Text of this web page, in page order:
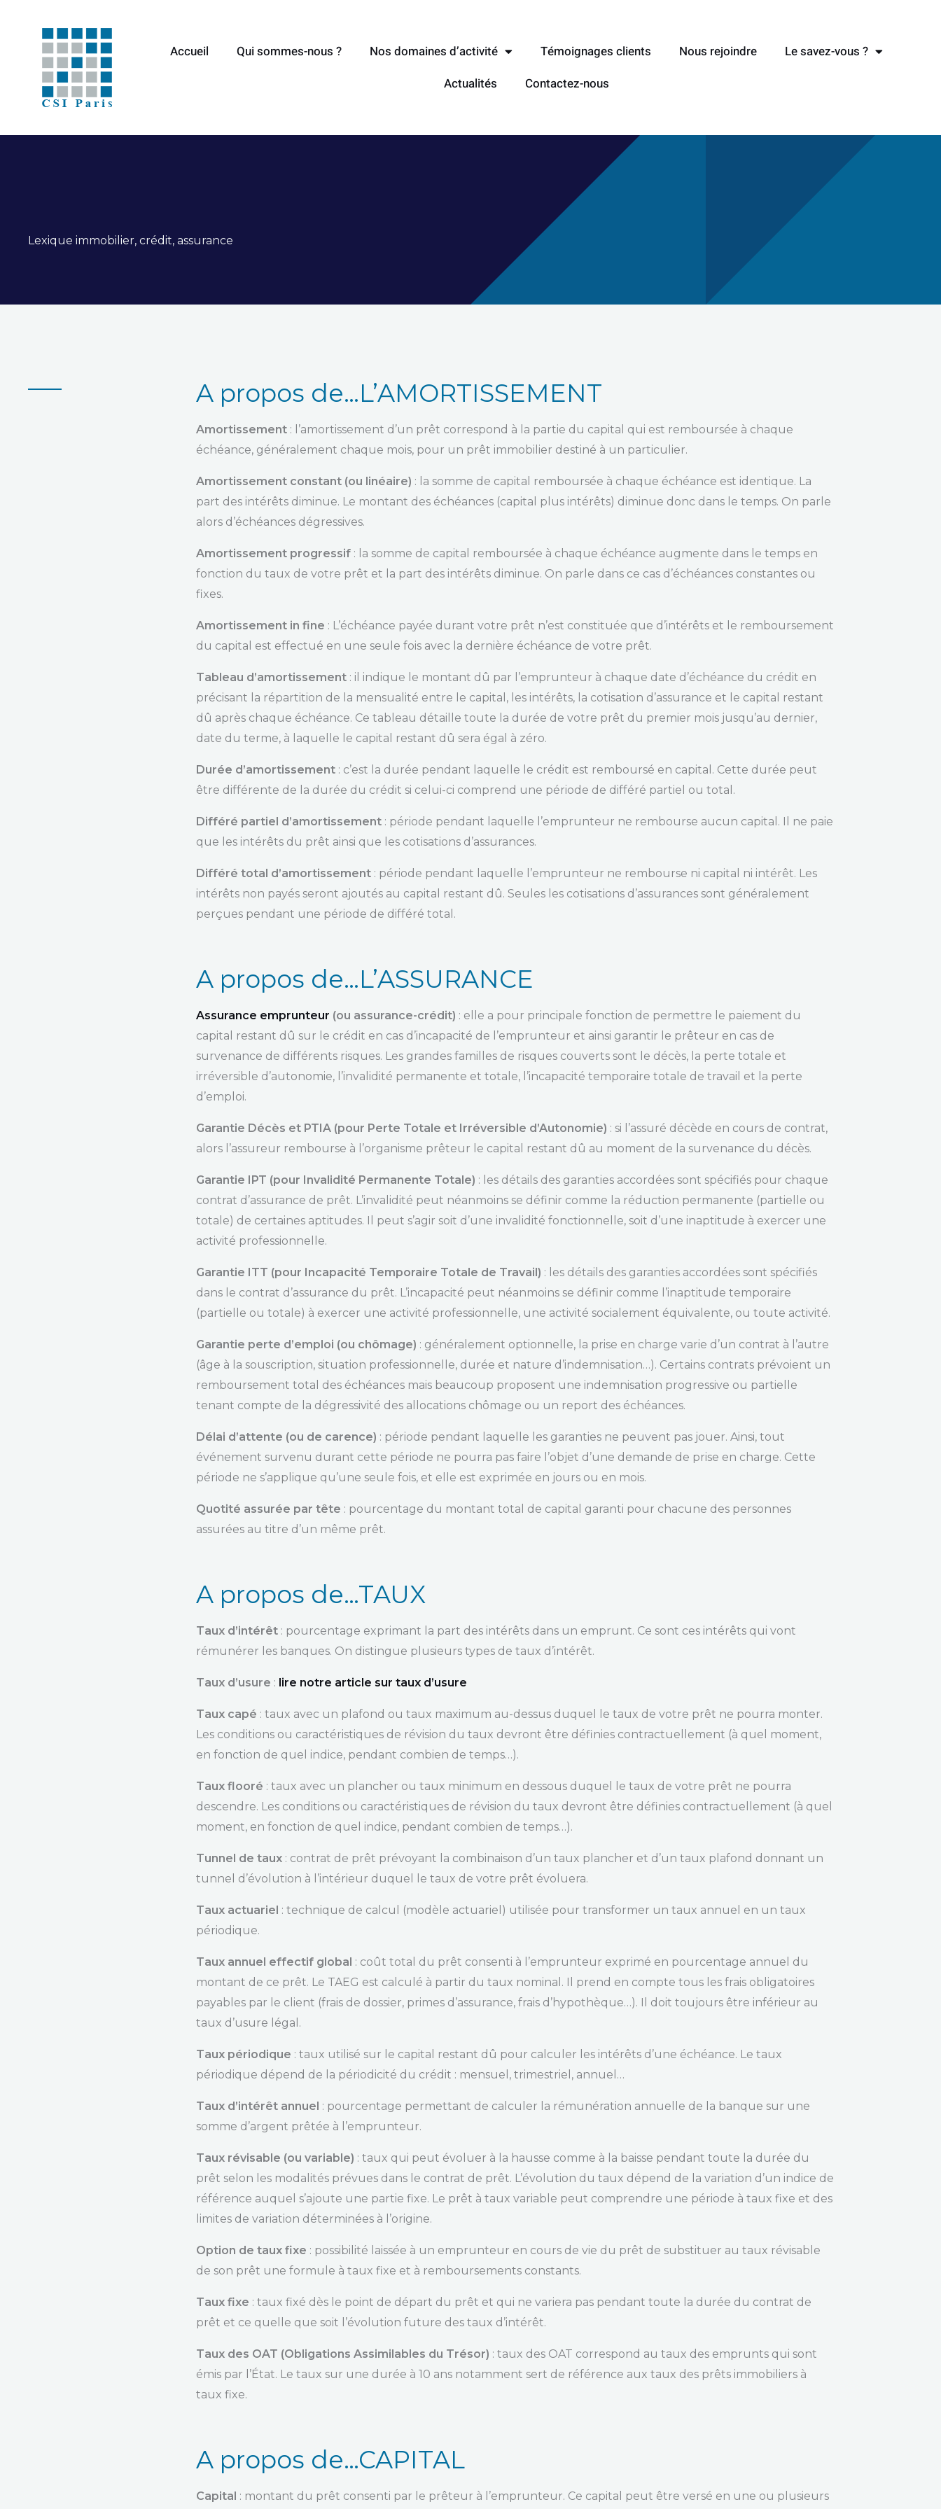
contenu
Accueil Qui sommes-nous ? Nos domaines d’activité Témoignages clients Nous rejoindre
Le savez-vous ?
Actualités
Contactez-nous
Lexique immobilier, crédit, assurance
A propos de…L’AMORTISSEMENT
Amortissement : l’amortissement d’un prêt correspond à la partie du capital qui est remboursée à chaque
échéance, généralement chaque mois, pour un prêt immobilier destiné à un particulier.
Amortissement constant (ou linéaire) : la somme de capital remboursée à chaque échéance est identique. La
part des intérêts diminue. Le montant des échéances (capital plus intérêts) diminue donc dans le temps. On parle
alors d’échéances dégressives.
Amortissement progressif : la somme de capital remboursée à chaque échéance augmente dans le temps en
fonction du taux de votre prêt et la part des intérêts diminue. On parle dans ce cas d’échéances constantes ou
fixes.
Amortissement in fine : L’échéance payée durant votre prêt n’est constituée que d’intérêts et le remboursement
du capital est effectué en une seule fois avec la dernière échéance de votre prêt.
Tableau d’amortissement : il indique le montant dû par l’emprunteur à chaque date d’échéance du crédit en
précisant la répartition de la mensualité entre le capital, les intérêts, la cotisation d’assurance et le capital restant
dû après chaque échéance. Ce tableau détaille toute la durée de votre prêt du premier mois jusqu’au dernier,
date du terme, à laquelle le capital restant dû sera égal à zéro.
Durée d’amortissement : c’est la durée pendant laquelle le crédit est remboursé en capital. Cette durée peut
être différente de la durée du crédit si celui-ci comprend une période de différé partiel ou total.
Différé partiel d’amortissement : période pendant laquelle l’emprunteur ne rembourse aucun capital. Il ne paie
que les intérêts du prêt ainsi que les cotisations d’assurances.
Différé total d’amortissement : période pendant laquelle l’emprunteur ne rembourse ni capital ni intérêt. Les
intérêts non payés seront ajoutés au capital restant dû. Seules les cotisations d’assurances sont généralement
perçues pendant une période de différé total.
A propos de…L’ASSURANCE
Assurance emprunteur (ou assurance-crédit) : elle a pour principale fonction de permettre le paiement du
capital restant dû sur le crédit en cas d’incapacité de l’emprunteur et ainsi garantir le prêteur en cas de
survenance de différents risques. Les grandes familles de risques couverts sont le décès, la perte totale et
irréversible d’autonomie, l’invalidité permanente et totale, l’incapacité temporaire totale de travail et la perte
d’emploi.
Garantie Décès et PTIA (pour Perte Totale et Irréversible d’Autonomie) : si l’assuré décède en cours de contrat,
alors l’assureur rembourse à l’organisme prêteur le capital restant dû au moment de la survenance du décès.
Garantie IPT (pour Invalidité Permanente Totale) : les détails des garanties accordées sont spécifiés pour chaque
contrat d’assurance de prêt. L’invalidité peut néanmoins se définir comme la réduction permanente (partielle ou
totale) de certaines aptitudes. Il peut s’agir soit d’une invalidité fonctionnelle, soit d’une inaptitude à exercer une
activité professionnelle.
Garantie ITT (pour Incapacité Temporaire Totale de Travail) : les détails des garanties accordées sont spécifiés
dans le contrat d’assurance du prêt. L’incapacité peut néanmoins se définir comme l’inaptitude temporaire
(partielle ou totale) à exercer une activité professionnelle, une activité socialement équivalente, ou toute activité.
Garantie perte d’emploi (ou chômage) : généralement optionnelle, la prise en charge varie d’un contrat à l’autre
(âge à la souscription, situation professionnelle, durée et nature d’indemnisation…). Certains contrats prévoient un
remboursement total des échéances mais beaucoup proposent une indemnisation progressive ou partielle
tenant compte de la dégressivité des allocations chômage ou un report des échéances.
Délai d’attente (ou de carence) : période pendant laquelle les garanties ne peuvent pas jouer. Ainsi, tout
événement survenu durant cette période ne pourra pas faire l’objet d’une demande de prise en charge. Cette
période ne s’applique qu’une seule fois, et elle est exprimée en jours ou en mois.
Quotité assurée par tête : pourcentage du montant total de capital garanti pour chacune des personnes
assurées au titre d’un même prêt.
A propos de…TAUX
Taux d’intérêt : pourcentage exprimant la part des intérêts dans un emprunt. Ce sont ces intérêts qui vont
rémunérer les banques. On distingue plusieurs types de taux d’intérêt.
Taux d’usure : lire notre article sur taux d’usure
Taux capé : taux avec un plafond ou taux maximum au-dessus duquel le taux de votre prêt ne pourra monter.
Les conditions ou caractéristiques de révision du taux devront être définies contractuellement (à quel moment,
en fonction de quel indice, pendant combien de temps…).
Taux flooré : taux avec un plancher ou taux minimum en dessous duquel le taux de votre prêt ne pourra
descendre. Les conditions ou caractéristiques de révision du taux devront être définies contractuellement (à quel
moment, en fonction de quel indice, pendant combien de temps…).
Tunnel de taux : contrat de prêt prévoyant la combinaison d’un taux plancher et d’un taux plafond donnant un
tunnel d’évolution à l’intérieur duquel le taux de votre prêt évoluera.
Taux actuariel : technique de calcul (modèle actuariel) utilisée pour transformer un taux annuel en un taux
périodique.
Taux annuel effectif global : coût total du prêt consenti à l’emprunteur exprimé en pourcentage annuel du
montant de ce prêt. Le TAEG est calculé à partir du taux nominal. Il prend en compte tous les frais obligatoires
payables par le client (frais de dossier, primes d’assurance, frais d’hypothèque…). Il doit toujours être inférieur au
taux d’usure légal.
Taux périodique : taux utilisé sur le capital restant dû pour calculer les intérêts d’une échéance. Le taux
périodique dépend de la périodicité du crédit : mensuel, trimestriel, annuel…
Taux d’intérêt annuel : pourcentage permettant de calculer la rémunération annuelle de la banque sur une
somme d’argent prêtée à l’emprunteur.
Taux révisable (ou variable) : taux qui peut évoluer à la hausse comme à la baisse pendant toute la durée du
prêt selon les modalités prévues dans le contrat de prêt. L’évolution du taux dépend de la variation d’un indice de
référence auquel s’ajoute une partie fixe. Le prêt à taux variable peut comprendre une période à taux fixe et des
limites de variation déterminées à l’origine.
Option de taux fixe : possibilité laissée à un emprunteur en cours de vie du prêt de substituer au taux révisable
de son prêt une formule à taux fixe et à remboursements constants.
Taux fixe : taux fixé dès le point de départ du prêt et qui ne variera pas pendant toute la durée du contrat de
prêt et ce quelle que soit l’évolution future des taux d’intérêt.
Taux des OAT (Obligations Assimilables du Trésor) : taux des OAT correspond au taux des emprunts qui sont
émis par l’État. Le taux sur une durée à 10 ans notamment sert de référence aux taux des prêts immobiliers à
taux fixe.
A propos de…CAPITAL
Capital : montant du prêt consenti par le prêteur à l’emprunteur. Ce capital peut être versé en une ou plusieurs